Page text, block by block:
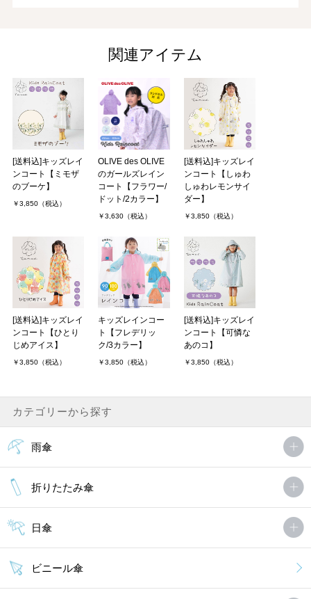
生地の厚さも適度で、よかったです。薄すぎると防水が心配です
が、しっかりし過ぎていても暑そうかなぁと心配していました。
うとうとの昼下がりを購入しましたが、柄も画像の通りで、大人っ
ぽいけど、可愛らしさが．．．
cucuさん（1件）
非公開 投稿日：2021年01月27日
斜めがけバッグと水筒の上からレインコートを着て
胴まわりだけでなく腕まわりのゆったり感も程良く、
動きやすさと可愛さのバランスが絶妙です。
しなやかな生地．．．
MORE
関連アイテム
[送料込]キッズレイ
ンコート【ミモザ
のブーケ】
￥3,850（税込）
OLIVE des OLIVE
のガールズレイン
コート【フラワー/
ドット/2カラー】
￥3,630（税込）
[送料込]キッズレイ
ンコート【しゅわ
しゅわレモンサイ
ダー】
￥3,850（税込）
[送料込]キッズレイ
ンコート【ひとり
じめアイス】
￥3,850（税込）
キッズレインコー
ト【フレデリッ
ク/3カラー】
￥3,850（税込）
[送料込]キッズレイ
ンコート【可憐な
あのコ】
￥3,850（税込）
カテゴリーから探す
雨傘
折りたたみ傘
日傘
ビニール傘